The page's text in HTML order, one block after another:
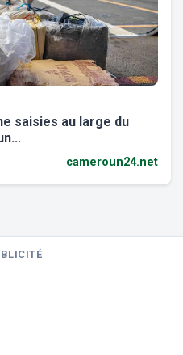
saisies au large du
cameroun24.net